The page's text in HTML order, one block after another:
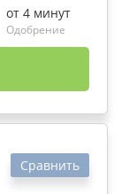
от 4 минут
Одобрение
Сравнить